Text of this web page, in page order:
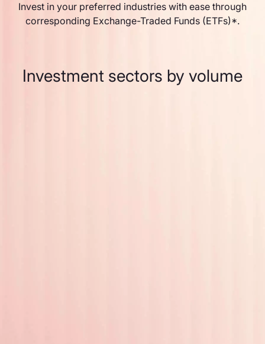
Invest in your preferred industries with ease through
corresponding Exchange-Traded Funds (ETFs)*.
Investment sectors by volume